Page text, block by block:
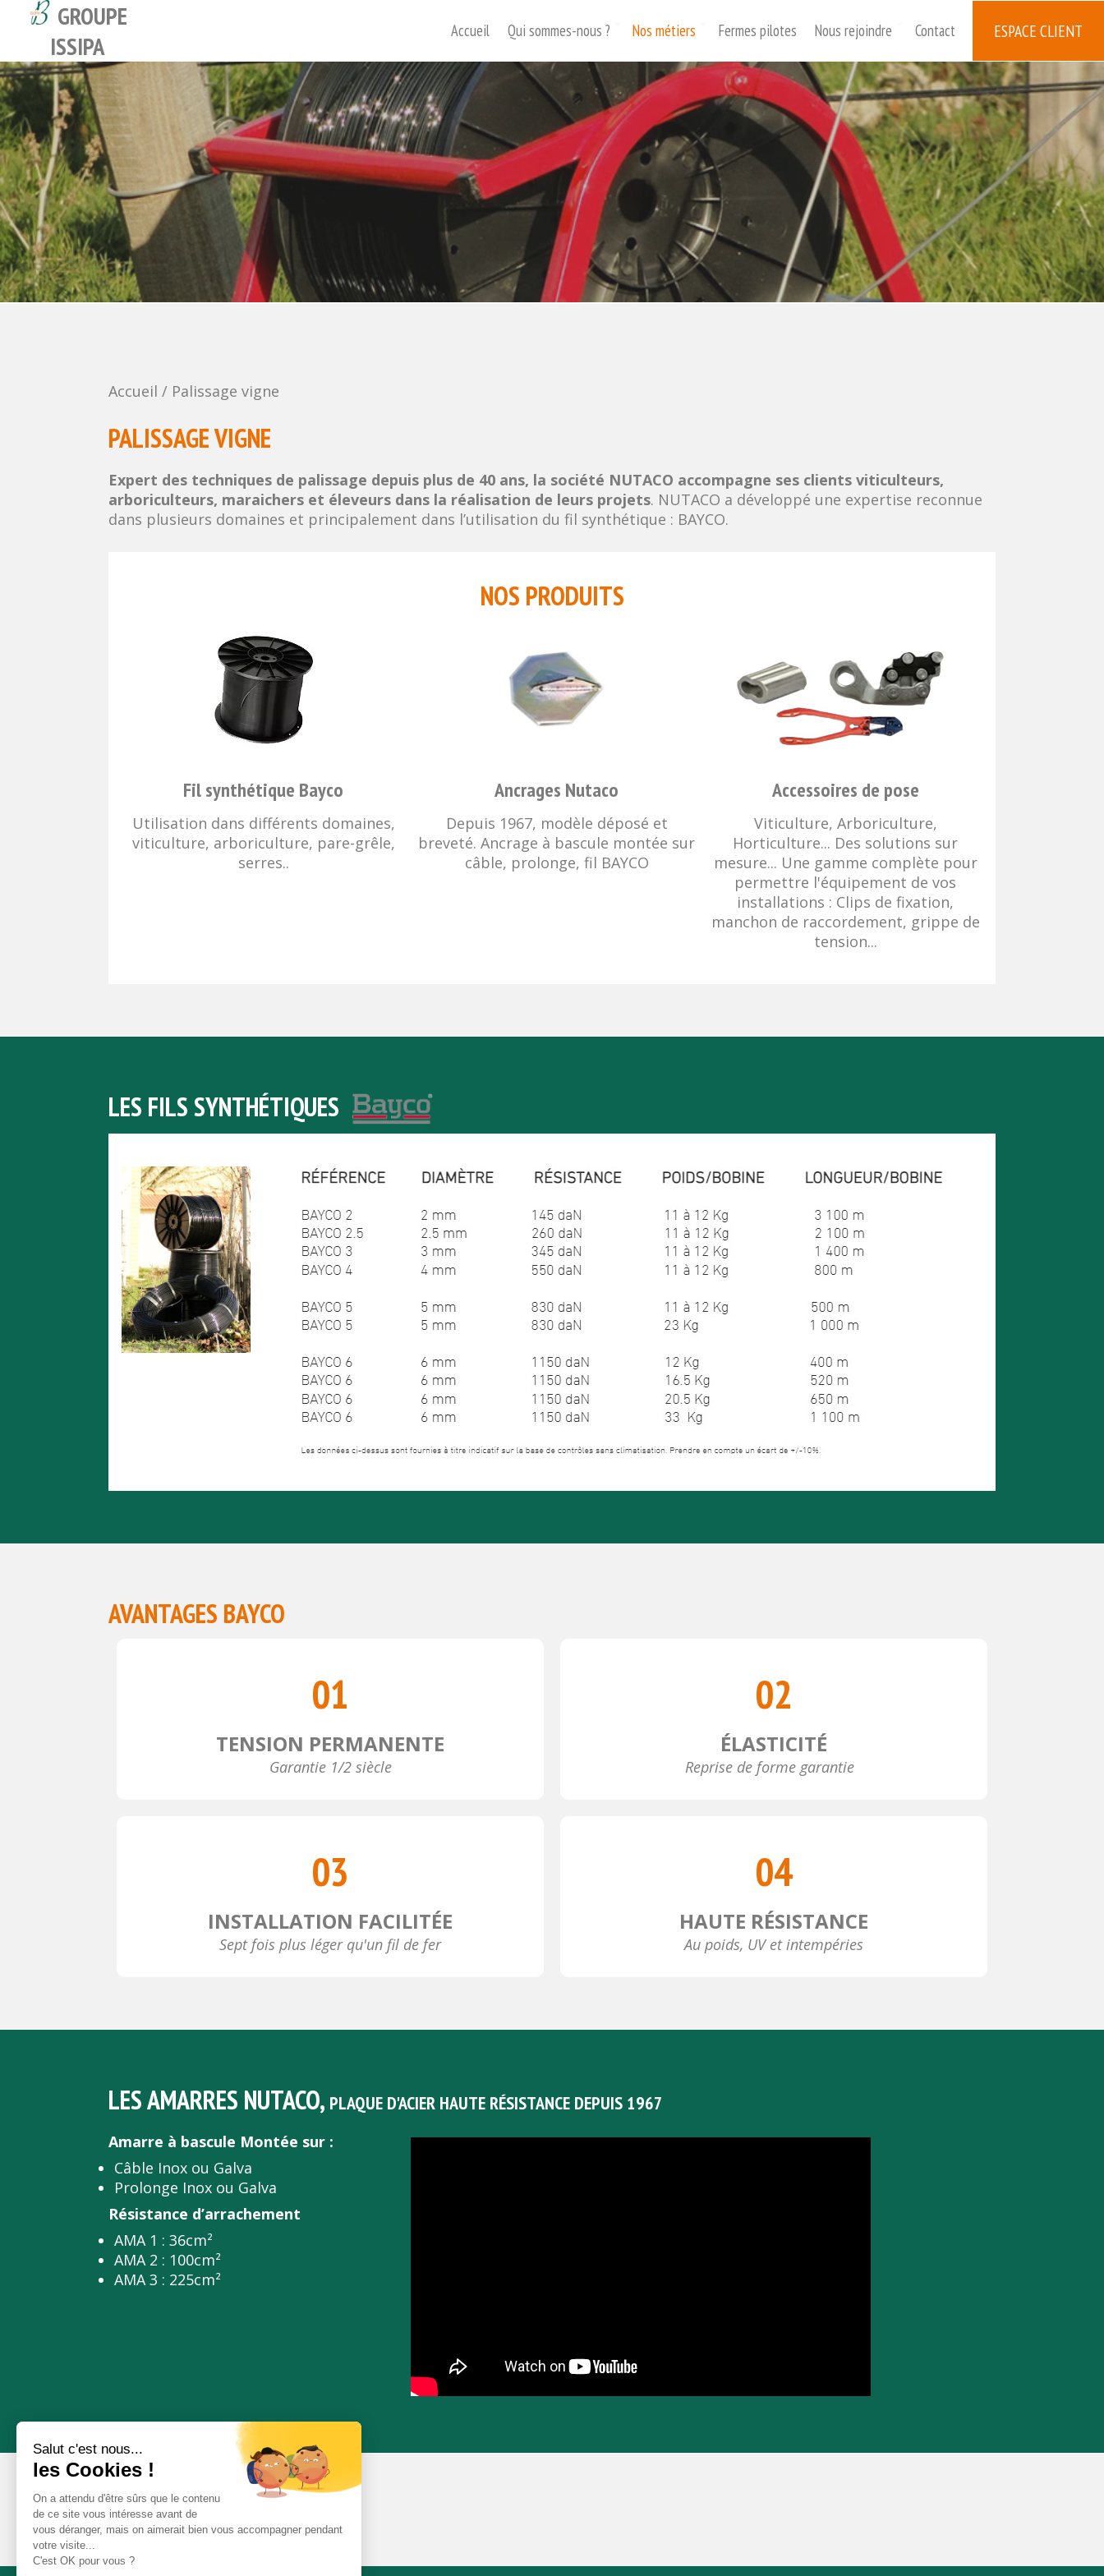
GROUPE
ISSIPA
Accueil Qui sommes-nous ? Nos métiers Fermes pilotes Nous rejoindre Contact ESPACE CLIENT
Accueil / Palissage vigne
PALISSAGE VIGNE
Expert des techniques de palissage depuis plus de 40 ans, la société NUTACO accompagne ses clients viticulteurs,
arboriculteurs, maraichers et éleveurs dans la réalisation de leurs projets. NUTACO a développé une expertise reconnue
dans plusieurs domaines et principalement dans l’utilisation du fil synthétique : BAYCO.
NOS PRODUITS
Fil synthétique Bayco
Utilisation dans différents domaines,
viticulture, arboriculture, pare-grêle,
serres..
Ancrages Nutaco
Depuis 1967, modèle déposé et
breveté. Ancrage à bascule montée sur
câble, prolonge, fil BAYCO
Accessoires de pose
Viticulture, Arboriculture,
Horticulture... Des solutions sur
mesure... Une gamme complète pour
permettre l'équipement de vos
installations : Clips de fixation,
manchon de raccordement, grippe de
tension...
LES FILS SYNTHÉTIQUES
AVANTAGES BAYCO
01
TENSION PERMANENTE
Garantie 1/2 siècle
02
ÉLASTICITÉ
Reprise de forme garantie
03
INSTALLATION FACILITÉE
Sept fois plus léger qu'un fil de fer
04
HAUTE RÉSISTANCE
Au poids, UV et intempéries
LES AMARRES NUTACO, PLAQUE D'ACIER HAUTE RÉSISTANCE DEPUIS 1967
Amarre à bascule Montée sur :
Câble Inox ou Galva
Prolonge Inox ou Galva
Résistance d’arrachement
AMA 1 : 36cm²
AMA 2 : 100cm²
AMA 3 : 225cm²